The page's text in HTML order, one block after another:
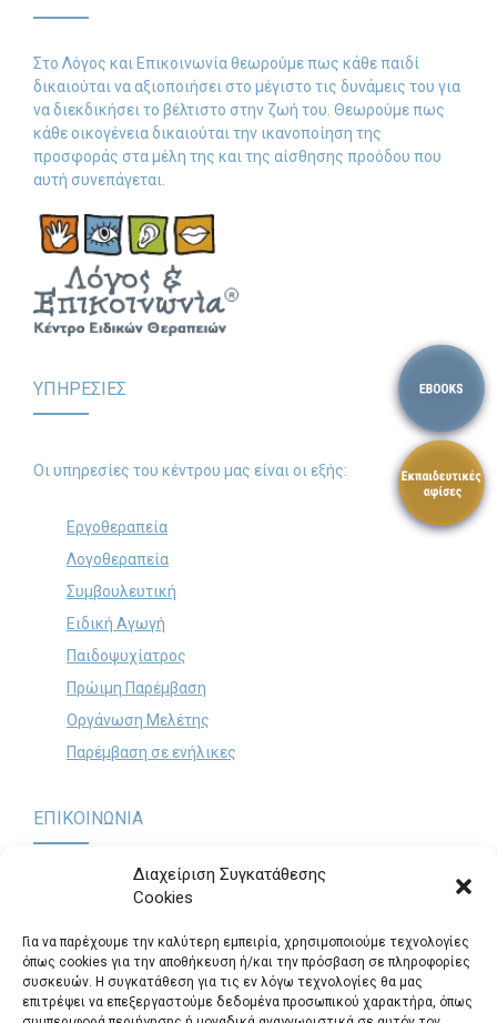
Διαχείριση Συγκατάθεσης
Cookies
Για να παρέχουμε την καλύτερη εμπειρία, χρησιμοποιούμε τεχνολογίες
όπως cookies για την αποθήκευση ή/και την πρόσβαση σε πληροφορίες
συσκευών. Η συγκατάθεση για τις εν λόγω τεχνολογίες θα μας
επιτρέψει να επεξεργαστούμε δεδομένα προσωπικού χαρακτήρα, όπως
-- Λογοθεραπεία
-- Συμβουλευτική
-- Ειδική Αγωγή
-- Διαταραχές
Δωρεάν Υλικό
-- Ασκήσεις
-- Ebooks
SEARCH BUTTON
Στο Λόγος και Επικοινωνία θεωρούμε πως κάθε παιδί
δικαιούται να αξιοποιήσει στο μέγιστο τις δυνάμεις του για
να διεκδικήσει το βέλτιστο στην ζωή του. Θεωρούμε πως
κάθε οικογένεια δικαιούται την ικανοποίηση της
προσφοράς στα μέλη της και της αίσθησης προόδου που
αυτή συνεπάγεται.
ΥΠΗΡΕΣΙΕΣ
Οι υπηρεσίες του κέντρου μας είναι οι εξής:
Εργοθεραπεία
Λογοθεραπεία
Συμβουλευτική
Ειδική Αγωγή
Παιδοψυχίατρος
Πρώιμη Παρέμβαση
Οργάνωση Μελέτης
Παρέμβαση σε ενήλικες
ΕΠΙΚΟΙΝΩΝΙΑ
Παναγή Τσαλδάρη 60 & Θηβών, Περιστέρι (Είσοδος από
Τηλ.: 2105725295
logosepikinonia@gmail.com